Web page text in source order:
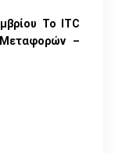
Το ITC
–